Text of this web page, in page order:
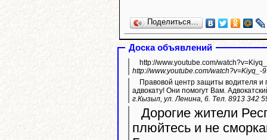
Поделиться…
Доска объявлений
http://www.youtube.com/
http://www.youtube.com/watch?v=Kiyq_-
Правовой центр защиты водителя и
адвокату! Они помогут Вам.
г.Кызыл, ул. Ленина, 6. Тел. 8913 342
Дорогие жители
плюйтесь и не